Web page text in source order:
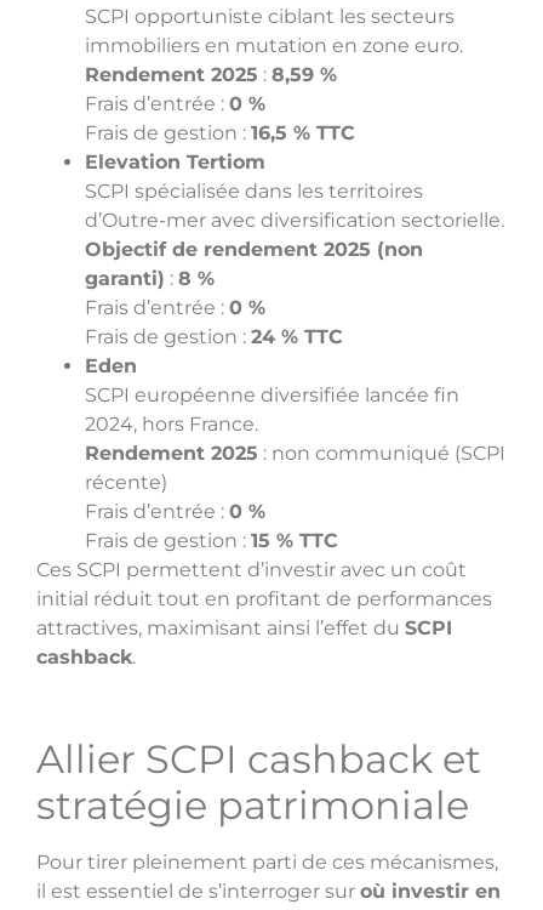
SCPI opportuniste ciblant les secteurs
immobiliers en mutation en zone euro.
Rendement 2025 : 8,59 %
Frais d’entrée : 0 %
Frais de gestion : 16,5 % TTC
Elevation Tertiom
SCPI spécialisée dans les territoires
d’Outre-mer avec diversification sectorielle.
Objectif de rendement 2025 (non
garanti) : 8 %
Frais d’entrée : 0 %
Frais de gestion : 24 % TTC
Eden
SCPI européenne diversifiée lancée fin
2024, hors France.
Rendement 2025 : non communiqué (SCPI
récente)
Frais d’entrée : 0 %
Frais de gestion : 15 % TTC
Ces SCPI permettent d’investir avec un coût
initial réduit tout en profitant de performances
attractives, maximisant ainsi l’effet du SCPI
cashback.
Allier SCPI cashback et
stratégie patrimoniale
Pour tirer pleinement parti de ces mécanismes,
il est essentiel de s’interroger sur où investir en